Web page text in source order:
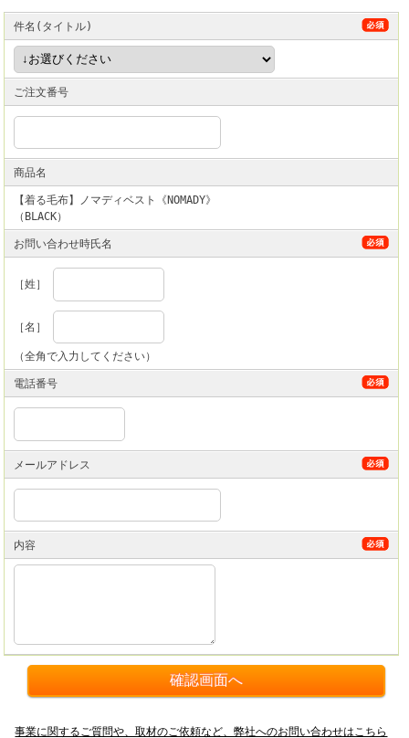
件名(タイトル)
ご注文番号
商品名
【着る毛布】ノマディベスト《NOMADY》
（BLACK）
お問い合わせ時氏名
［姓］
［名］
（全角で入力してください）
電話番号
メールアドレス
内容
事業に関するご質問や、取材のご依頼など、弊社へのお問い合わせはこちら